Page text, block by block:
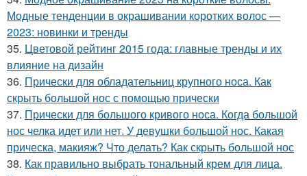
Модные тенденции в окрашивании коротких волос —
2023: новинки и тренды
35. Цветовой рейтинг 2015 года: главные тренды и их
влияние на дизайн
36. Прически для обладательниц крупного носа. Как
скрыть большой нос с помощью прически
37. Прически для большого кривого носа. Когда большой
нос челка идет или нет. У девушки большой нос. Какая
прическа, макияж? Что делать? Как скрыть большой нос
38. Как правильно выбрать тональный крем для лица.